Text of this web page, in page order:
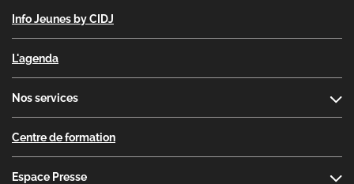
Info Jeunes by CIDJ
L'agenda
Nos services
Centre de formation
Espace Presse